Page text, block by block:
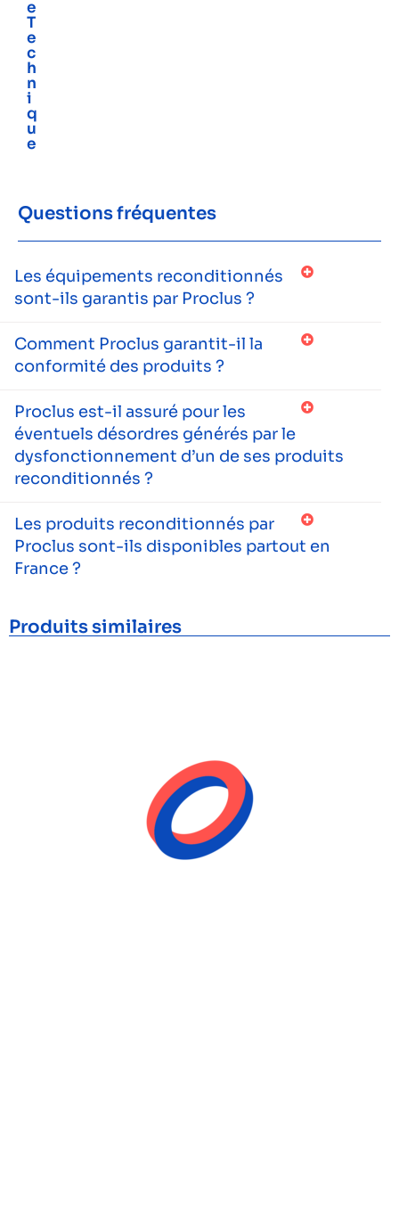
e
T
e
c
h
n
i
q
u
e
Questions fréquentes
Les équipements reconditionnés
sont-ils garantis par Proclus ?
Comment Proclus garantit-il la
conformité des produits ?
Proclus est-il assuré pour les
éventuels désordres générés par le
dysfonctionnement d’un de ses produits
reconditionnés ?
Les produits reconditionnés par
Proclus sont-ils disponibles partout en
France ?
Produits similaires